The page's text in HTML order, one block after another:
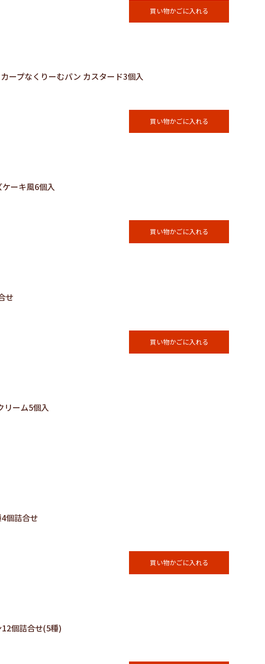
買い物かごに入れる
ープなくりーむパン カスタード3個入
買い物かごに入れる
ーキ風6個入
買い物かごに入れる
せ
買い物かごに入れる
リーム5個入
個詰合せ
買い物かごに入れる
個詰合せ(5種)